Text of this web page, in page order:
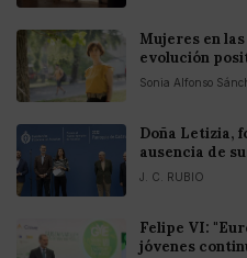
Mujeres en
evolución
Sonia Alfonso
Doña Letizia,
ausencia de
J. C. RUBIO
Felipe VI:
jóvenes